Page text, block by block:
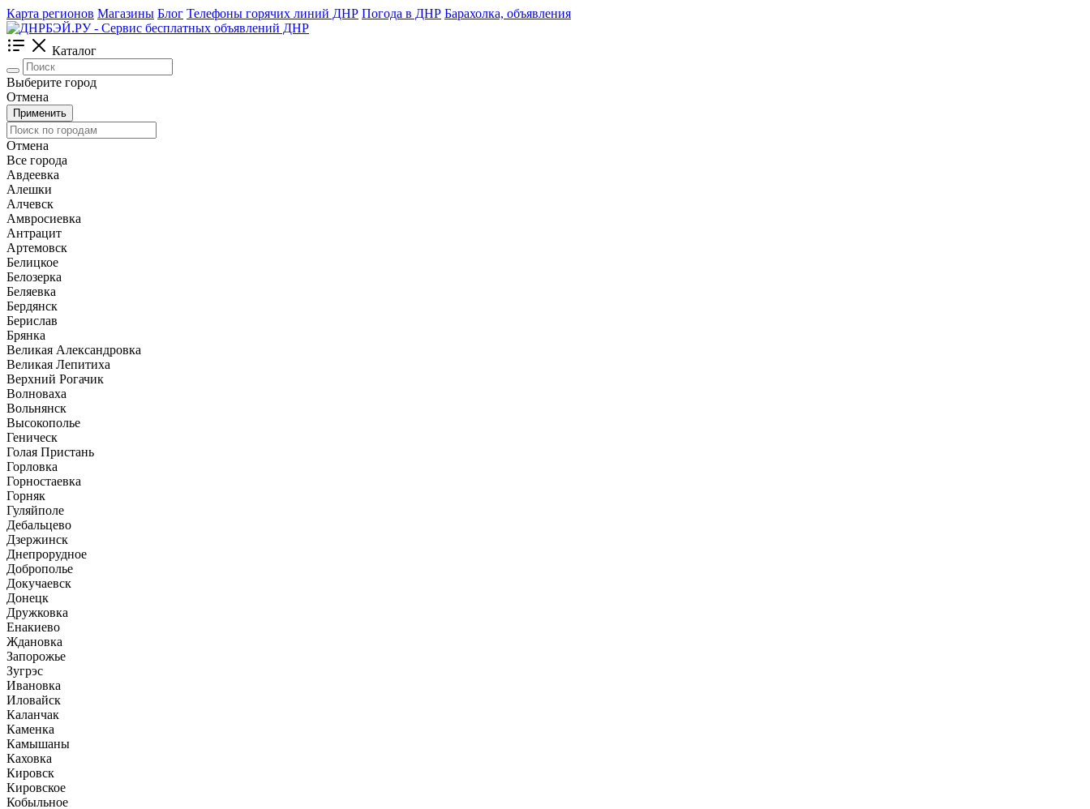
Карта регионов Магазины Блог Телефоны горячих линий ДНР Погода в ДНР Барахолка, объявления
Каталог
Выберите город
Отмена
Применить
Отмена
Все города
Авдеевка
Алешки
Алчевск
Амвросиевка
Антрацит
Артемовск
Белицкое
Белозерка
Беляевка
Бердянск
Берислав
Брянка
Великая Александровка
Великая Лепитиха
Верхний Рогачик
Волноваха
Вольнянск
Высокополье
Геническ
Голая Пристань
Горловка
Горностаевка
Горняк
Гуляйполе
Дебальцево
Дзержинск
Днепрорудное
Доброполье
Докучаевск
Донецк
Дружковка
Енакиево
Ждановка
Запорожье
Зугрэс
Ивановка
Иловайск
Каланчак
Каменка
Камышаны
Каховка
Кировск
Кировское
Кобыльное